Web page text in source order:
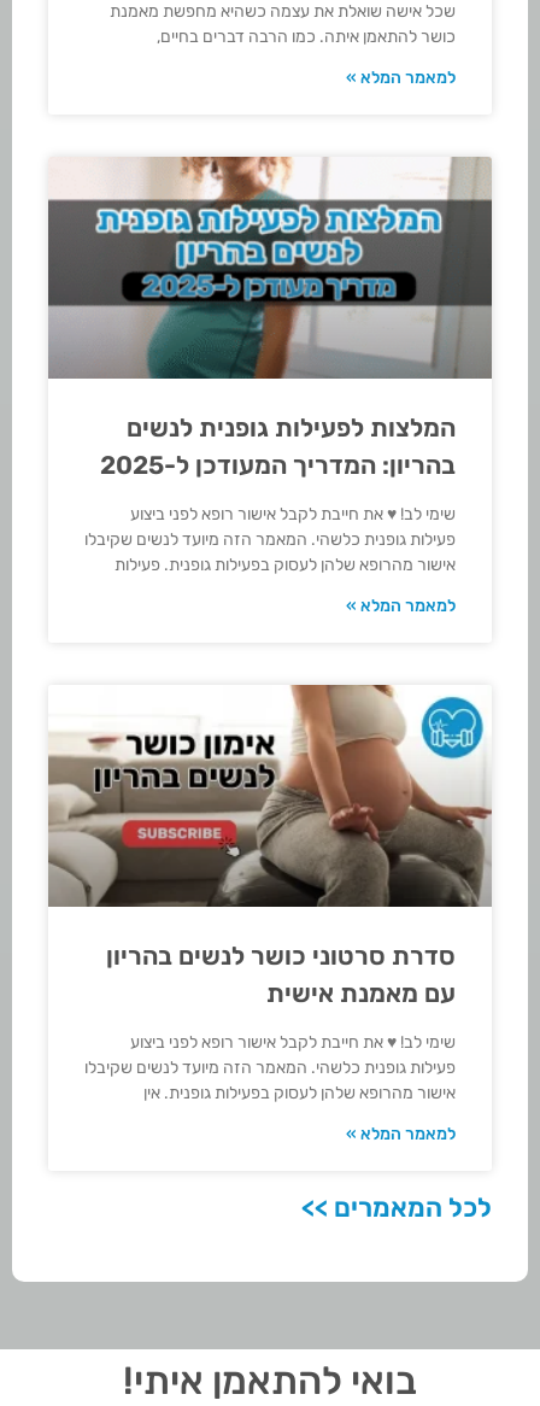
שכל אישה שואלת את עצמה כשהיא מחפשת מאמנת
כושר להתאמן איתה. כמו הרבה דברים בחיים,
למאמר המלא »
המלצות לפעילות גופנית לנשים
בהריון: המדריך המעודכן ל-2025
שימי לב! ♥ את חייבת לקבל אישור רופא לפני ביצוע
פעילות גופנית כלשהי. המאמר הזה מיועד לנשים שקיבלו
אישור מהרופא שלהן לעסוק בפעילות גופנית. פעילות
למאמר המלא »
סדרת סרטוני כושר לנשים בהריון
עם מאמנת אישית
שימי לב! ♥ את חייבת לקבל אישור רופא לפני ביצוע
פעילות גופנית כלשהי. המאמר הזה מיועד לנשים שקיבלו
אישור מהרופא שלהן לעסוק בפעילות גופנית. אין
למאמר המלא »
לכל המאמרים >>
בואי להתאמן איתי!